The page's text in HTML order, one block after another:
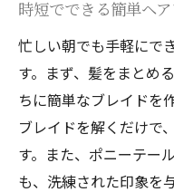
時短でできる簡単ヘ
忙しい朝でも手軽にで
す。まず、髪をまとめ
ちに簡単なブレイドを
ブレイドを解くだけで
す。また、ポニーテー
も、洗練された印象を